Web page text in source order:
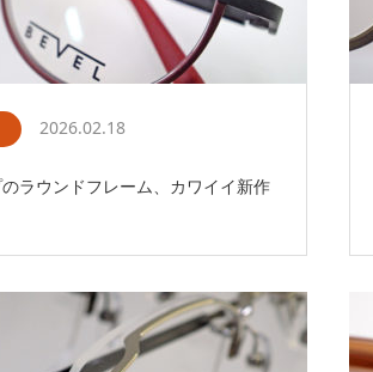
2026.02.18
ラウンドフレーム、カワイイ新作